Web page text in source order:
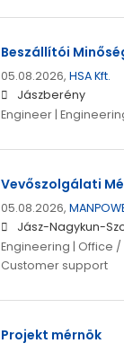
Beszállítói
05.08.2026, HSA Kft.
Jászberény
Engineer |
Vevőszolgálati
05.08.2026,
Jász-Nagykun-
Engineering | Office
Customer support
Projekt mérnök